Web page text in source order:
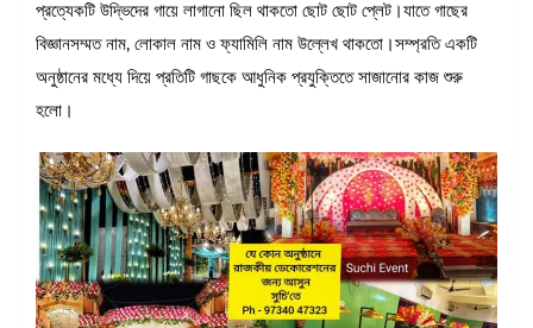
প্রত্যেকটি উদ্ভিদের গায়ে লাগানো ছিল থাকতো ছোট ছোট প্লেট।যাতে গাছের
বিজ্ঞানসম্মত নাম, লোকাল নাম ও ফ্যামিলি নাম উল্লেখ থাকতো।সম্প্রতি একটি
অনুষ্ঠানের মধ্যে দিয়ে প্রতিটি গাছকে আধুনিক প্রযুক্তিতে সাজানোর কাজ শুরু
হলো।